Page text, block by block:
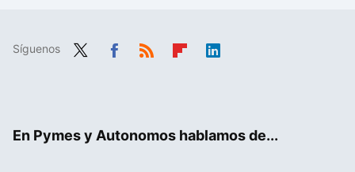
Síguenos
En Pymes y Autonomos hablamos de...